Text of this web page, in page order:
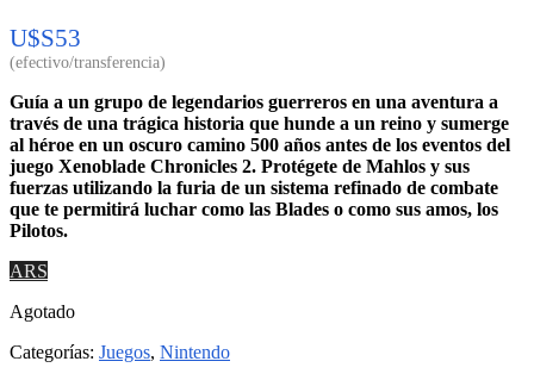
U$S53
Guía a un grupo de legendarios guerreros en una aventura a
través de una trágica historia que hunde a un reino y sumerge
al héroe en un oscuro camino 500 años antes de los eventos del
juego Xenoblade Chronicles 2. Protégete de Mahlos y sus
fuerzas utilizando la furia de un sistema refinado de combate
que te permitirá luchar como las Blades o como sus amos, los
Pilotos.
ARS
Agotado
Categorías: Juegos, Nintendo